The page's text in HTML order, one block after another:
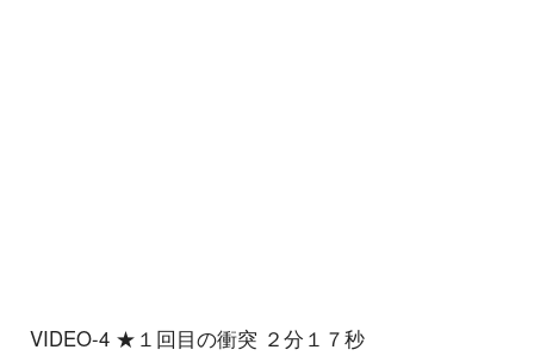
VIDEO-4 ★１回目の衝突 ２分１７秒